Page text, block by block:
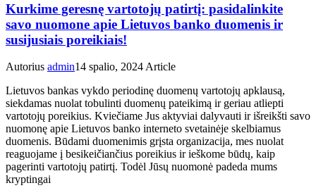
Kurkime geresnę vartotojų patirtį: pasidalinkite
savo nuomone apie Lietuvos banko duomenis ir
susijusiais poreikiais!
Autorius admin14 spalio, 2024 Article
Lietuvos bankas vykdo periodinę duomenų vartotojų apklausą,
siekdamas nuolat tobulinti duomenų pateikimą ir geriau atliepti
vartotojų poreikius. Kviečiame Jus aktyviai dalyvauti ir išreikšti savo
nuomonę apie Lietuvos banko interneto svetainėje skelbiamus
duomenis. Būdami duomenimis grįsta organizacija, mes nuolat
reaguojame į besikeičiančius poreikius ir ieškome būdų, kaip
pagerinti vartotojų patirtį. Todėl Jūsų nuomonė padeda mums
kryptingai